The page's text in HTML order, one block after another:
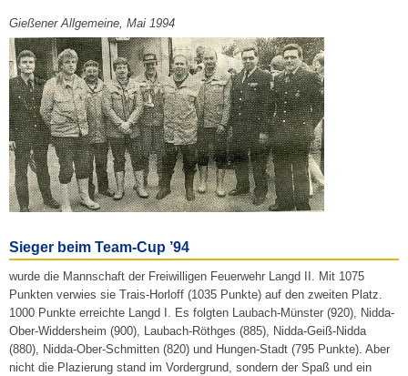
Gießener Allgemeine, Mai 1994
Sieger beim Team-Cup ’94
wurde die Mannschaft der Freiwilligen Feuerwehr Langd II. Mit 1075
Punkten verwies sie Trais-Horloff (1035 Punkte) auf den zweiten Platz.
1000 Punkte erreichte Langd I. Es folgten Laubach-Münster (920), Nidda-
Ober-Widdersheim (900), Laubach-Röthges (885), Nidda-Geiß-Nidda
(880), Nidda-Ober-Schmitten (820) und Hungen-Stadt (795 Punkte). Aber
nicht die Plazierung stand im Vordergrund, sondern der Spaß und ein